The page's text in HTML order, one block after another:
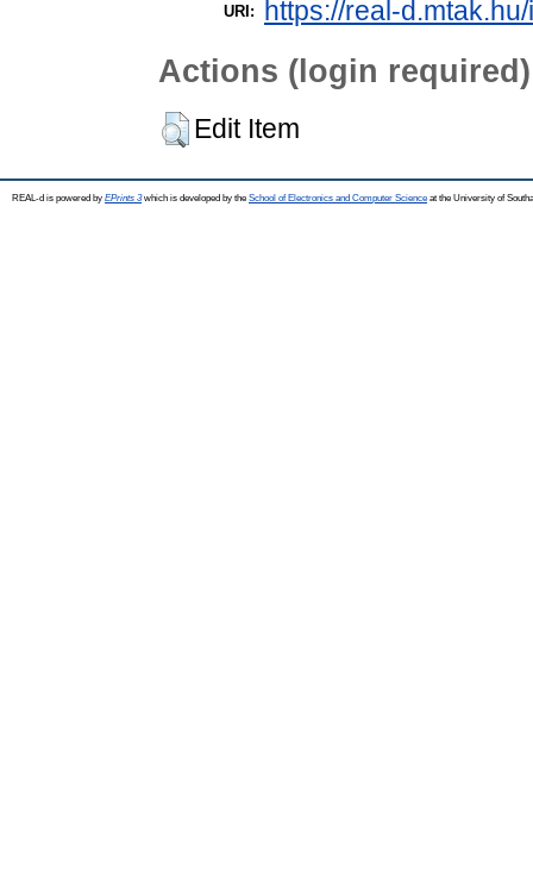
URI: https://real-
Actions (login required)
Edit Item
REAL-d is powered by EPrints 3which is developed by the School of Electronics and Computer Science at the University of